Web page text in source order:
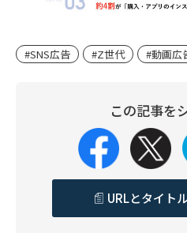
#SNS広告 #Z世代 #動画広
この記事を
URLとタイト